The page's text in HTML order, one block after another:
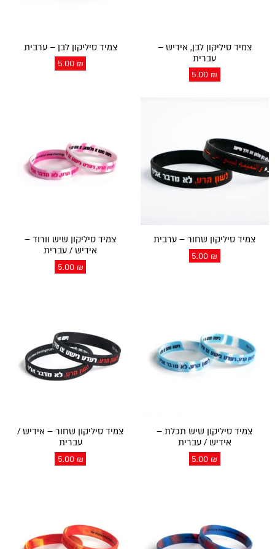
צמיד סיליקון לבן, אידיש –
עברית
5.00 ₪
צמיד סיליקון לבן – ערבית
5.00 ₪
צמיד סיליקון שחור – ערבית
5.00 ₪
צמיד סיליקון שיש וורוד –
אידיש / עברית
5.00 ₪
צמיד סיליקון שיש תכלת –
אידיש / עברית
5.00 ₪
צמיד סיליקון שחור – אידיש /
עברית
5.00 ₪